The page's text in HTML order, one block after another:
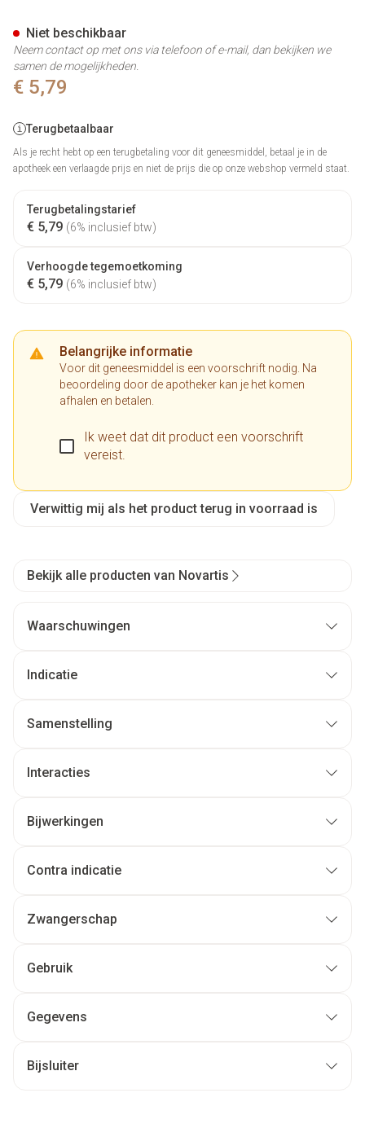
€ 5,79
Terugbetaalbaar
Als je recht hebt op een terugbetaling voor dit geneesmiddel, betaal je in de
apotheek een verlaagde prijs en niet de prijs die op onze webshop vermeld staat.
Terugbetalingstarief
€ 5,79 (6% inclusief btw)
Verhoogde tegemoetkoming
€ 5,79 (6% inclusief btw)
Belangrijke informatie
Voor dit geneesmiddel is een voorschrift nodig. Na
beoordeling door de apotheker kan je het komen
afhalen en betalen.
Ik weet dat dit product een voorschrift
vereist.
Verwittig mij als het product terug in voorraad is
Niet beschikbaar
Neem contact op met ons via telefoon of e-mail, dan bekijken we
samen de mogelijkheden.
Bekijk alle producten van Novartis
Waarschuwingen
Indicatie
Samenstelling
Interacties
Bijwerkingen
Contra indicatie
Zwangerschap
Gebruik
Gegevens
Bijsluiter